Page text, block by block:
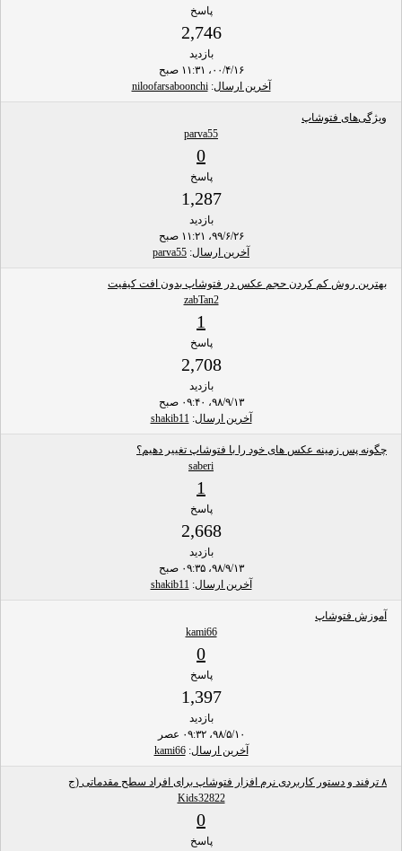
پاسخ
2,746
بازدید
۰۰/۴/۱۶، ۱۱:۳۱ صبح
آخرین ارسال:
niloofarsaboonchi
ویژگی‌های فتوشاپ
parva55
0
پاسخ
1,287
بازدید
۹۹/۶/۲۶، ۱۱:۲۱ صبح
آخرین ارسال:
parva55
بهترین روش کم کردن حجم عکس در فتوشاپ بدون افت کیفیت
zabTan2
1
پاسخ
2,708
بازدید
۹۸/۹/۱۳، ۰۹:۴۰ صبح
آخرین ارسال:
shakib11
چگونه پس زمینه عکس های خود را با فتوشاپ تغییر دهیم؟
saberi
1
پاسخ
2,668
بازدید
۹۸/۹/۱۳، ۰۹:۳۵ صبح
آخرین ارسال:
shakib11
آموزش فتوشاپ
kami66
0
پاسخ
1,397
بازدید
۹۸/۵/۱۰، ۰۹:۳۲ عصر
آخرین ارسال:
kami66
۸ ترفند و دستور کاربردی نرم افزار فتوشاپ برای افراد سطح مقدماتی (ج
Kids32822
0
پاسخ